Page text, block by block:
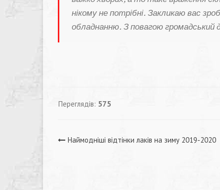
нікому не потрібні. Закликаю вас
обладнанню. З повагою громадський
Переглядів: 575
Навігація
Наймодніші відтінки лаків на зиму 2019-2020